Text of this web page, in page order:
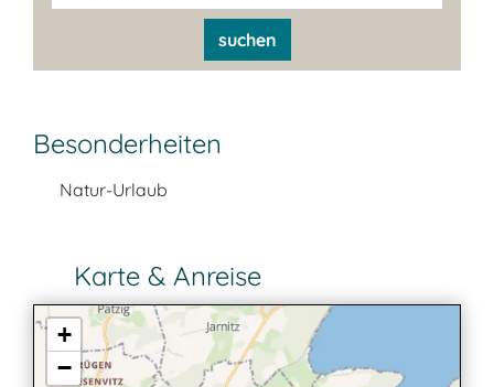
suchen
Besonderheiten
Natur-Urlaub
Karte & Anreise
+
−